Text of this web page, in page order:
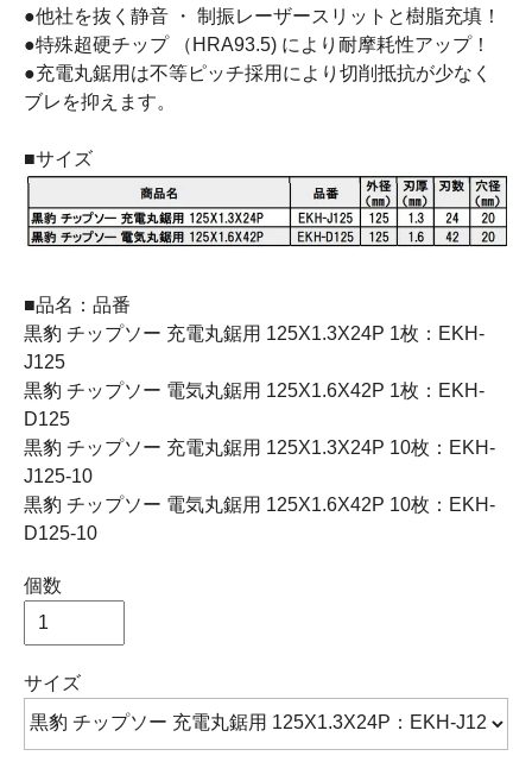
●他社を抜く静音 ・ 制振レーザースリットと樹脂充填！
●特殊超硬チップ （HRA93.5) により耐摩耗性アップ！
●充電丸鋸用は不等ピッチ採用により切削抵抗が少なく
ブレを抑えます。
■サイズ
■品名：品番
黒豹 チップソー 充電丸鋸用 125X1.3X24P 1枚：EKH-
J125
黒豹 チップソー 電気丸鋸用 125X1.6X42P 1枚：EKH-
D125
黒豹 チップソー 充電丸鋸用 125X1.3X24P 10枚：EKH-
J125-10
黒豹 チップソー 電気丸鋸用 125X1.6X42P 10枚：EKH-
D125-10
個数
サイズ